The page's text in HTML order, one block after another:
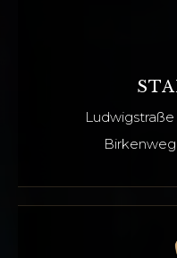
Ludwigstraße
Birkenweg